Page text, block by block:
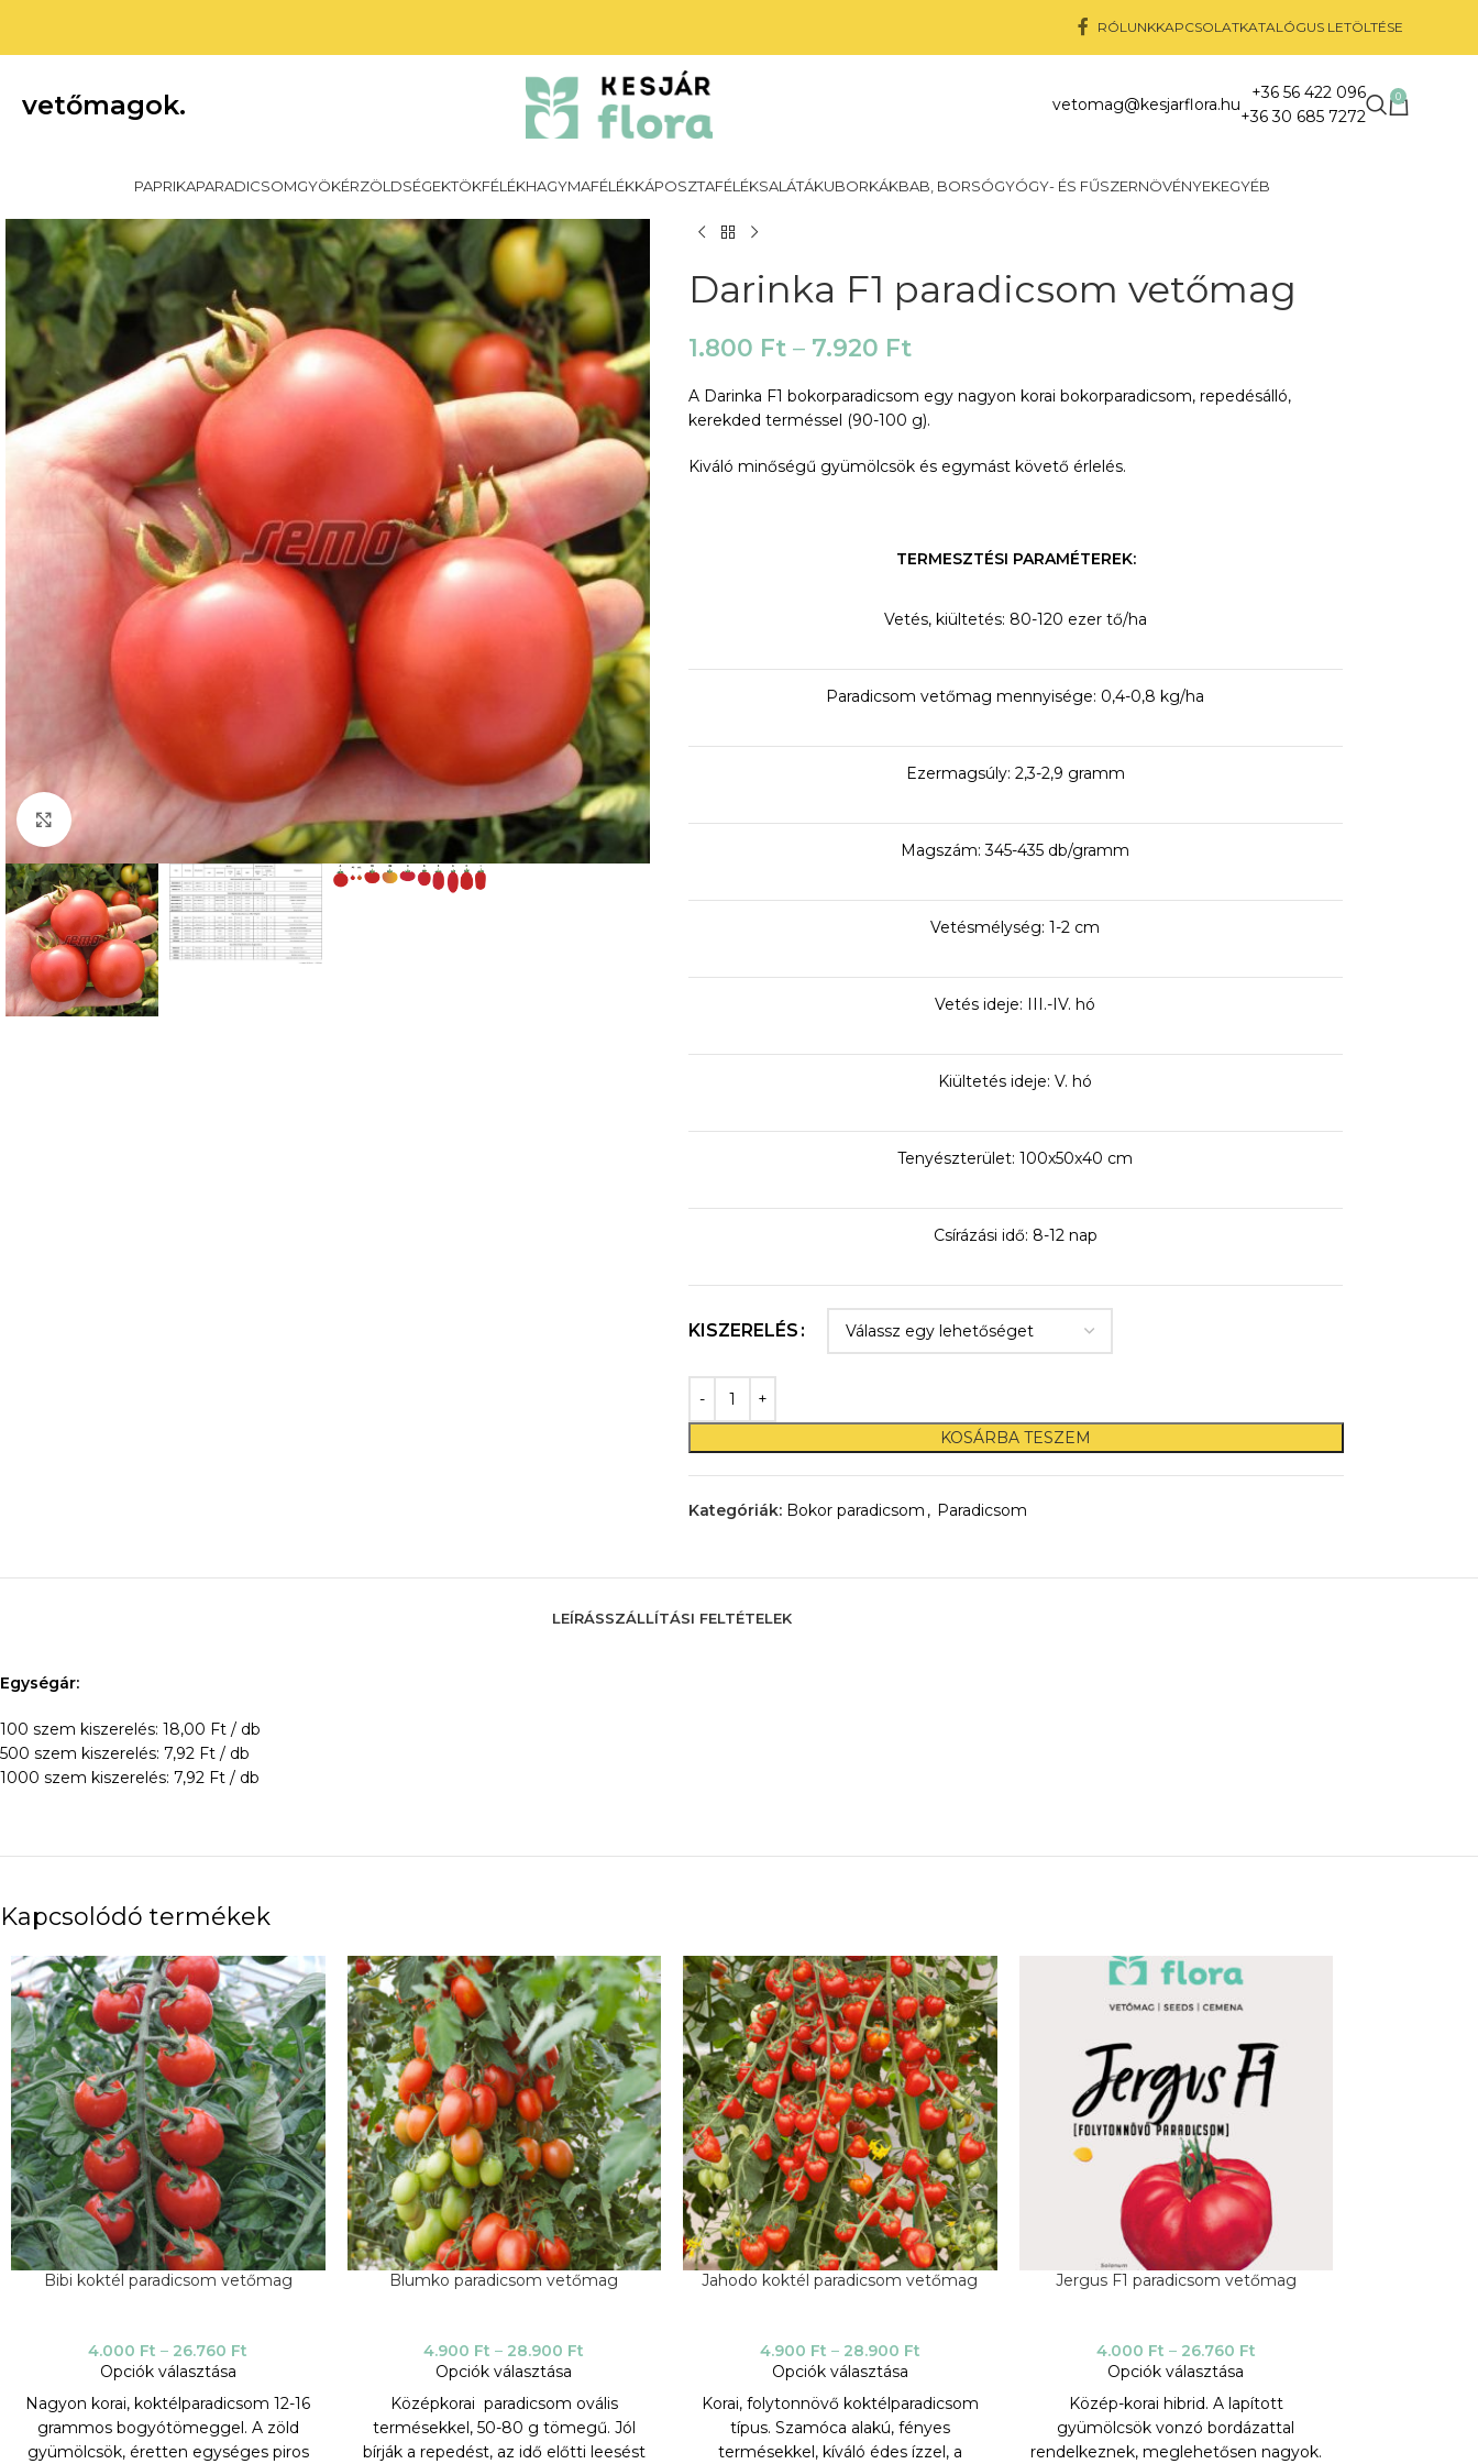
RÓLUNKKAPCSOLATKATALÓGUS LETÖLTÉSE
vetőmagok. vetomag@kesjarflora.hu
+36 56 422 096
+36 30 685 7272
0
PAPRIKAPARADICSOMGYÖKÉRZÖLDSÉGEKTÖKFÉLÉKHAGYMAFÉLÉKKÁPOSZTAFÉLÉKSALÁTÁKUBORKÁKBAB, BORSÓGYÓGY- ÉS FŰSZERNÖVÉNYEKEGYÉB
Click to enlarge
Darinka F1 paradicsom vetőmag
1.800 Ft– 7.920 Ft
A Darinka F1 bokorparadicsom egy nagyon korai bokorparadicsom, repedésálló,
kerekded terméssel (90-100 g).
Kiváló minőségű gyümölcsök és egymást követő érlelés.
TERMESZTÉSI PARAMÉTEREK:
Vetés, kiültetés: 80-120 ezer tő/ha
Paradicsom vetőmag mennyisége: 0,4-0,8 kg/ha
Ezermagsúly: 2,3-2,9 gramm
Magszám: 345-435 db/gramm
Vetésmélység: 1-2 cm
Vetés ideje: III.-IV. hó
Kiültetés ideje: V. hó
Tenyészterület: 100x50x40 cm
Csírázási idő: 8-12 nap
KISZERELÉS
KOSÁRBA TESZEM
Kategóriák: Bokor paradicsom , Paradicsom
LEÍRÁSSZÁLLÍTÁSI FELTÉTELEK
Egységár:
100 szem kiszerelés: 18,00 Ft / db
500 szem kiszerelés: 7,92 Ft / db
1000 szem kiszerelés: 7,92 Ft / db
Kapcsolódó termékek
Bibi koktél paradicsom vetőmag
4.000 Ft – 26.760 Ft
Opciók választása
Nagyon korai, koktélparadicsom 12-16
grammos bogyótömeggel. A zöld
gyümölcsök, éretten egységes piros
Blumko paradicsom vetőmag
4.900 Ft – 28.900 Ft
Opciók választása
Középkorai paradicsom ovális
termésekkel, 50-80 g tömegű. Jól
bírják a repedést, az idő előtti leesést
Jahodo koktél paradicsom vetőmag
4.900 Ft – 28.900 Ft
Opciók választása
Korai, folytonnövő koktélparadicsom
típus. Szamóca alakú, fényes
termésekkel, kíváló édes ízzel, a
Jergus F1 paradicsom vetőmag
4.000 Ft – 26.760 Ft
Opciók választása
Közép-korai hibrid. A lapított
gyümölcsök vonzó bordázattal
rendelkeznek, meglehetősen nagyok.